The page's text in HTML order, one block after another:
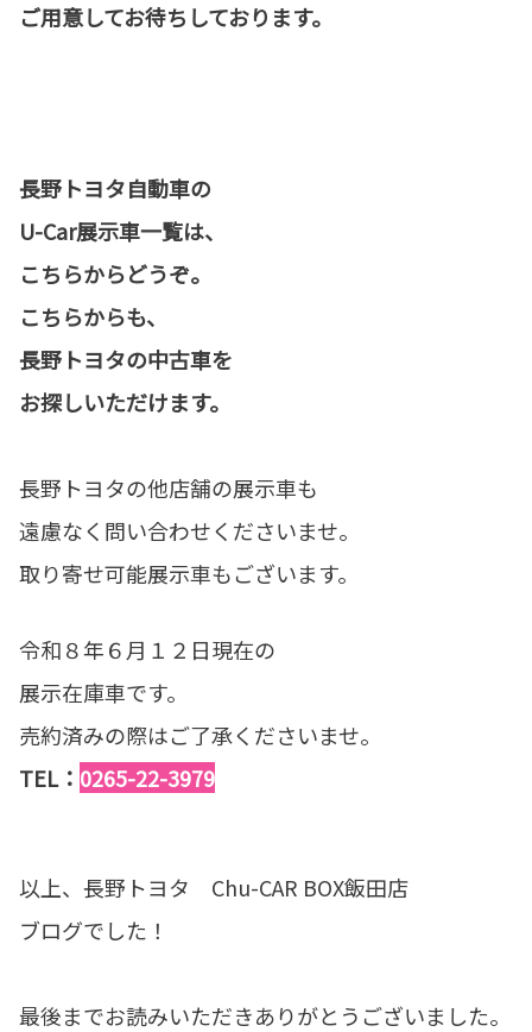
ご用意してお待ちしております。
長野トヨタ自動車の
U-Car展示車一覧は、
こちらからどうぞ。
こちらからも、
長野トヨタの中古車を
お探しいただけます。
長野トヨタの他店舗の展示車も
遠慮なく問い合わせくださいませ。
取り寄せ可能展示車もございます。
令和８年６月１２日現在の
展示在庫車です。
売約済みの際はご了承くださいませ。
TEL： 0265-22-3979
以上、長野トヨタ Chu-CAR BOX飯田店
ブログでした！
最後までお読みいただきありがとうございました。